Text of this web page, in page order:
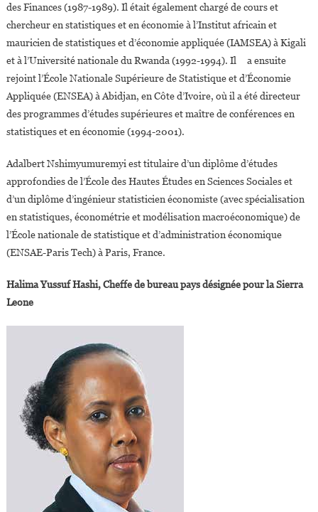
des Finances (1987-1989). Il était également chargé de cours et
chercheur en statistiques et en économie à l’Institut africain et
mauricien de statistiques et d’économie appliquée (IAMSEA) à Kigali
et à l’Université nationale du Rwanda (1992-1994). Il a ensuite
rejoint l’École Nationale Supérieure de Statistique et d’Économie
Appliquée (ENSEA) à Abidjan, en Côte d’Ivoire, où il a été directeur
des programmes d’études supérieures et maître de conférences en
statistiques et en économie (1994-2001).
Adalbert Nshimyumuremyi est titulaire d’un diplôme d’études
approfondies de l’École des Hautes Études en Sciences Sociales et
d’un diplôme d’ingénieur statisticien économiste (avec spécialisation
en statistiques, économétrie et modélisation macroéconomique) de
l’École nationale de statistique et d’administration économique
(ENSAE-Paris Tech) à Paris, France.
Halima Yussuf Hashi, Cheffe de bureau pays désignée pour la Sierra
Leone